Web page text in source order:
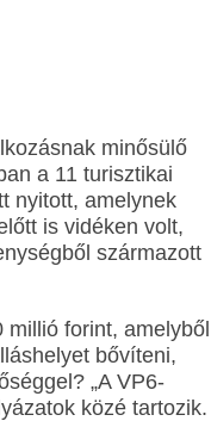
minősülő
a 11 turisztikai
nyitott, amelynek
is vidéken volt,
származott
forint, amelyből
bővíteni,
„A VP6-
közé tartozik.